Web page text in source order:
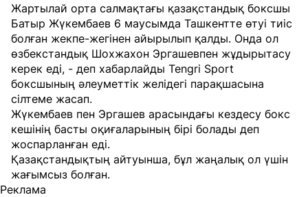
Жартылай орта салмақтағы қазақстандық боксшы
Батыр Жүкембаев 6 маусымда Ташкентте өтуі тиіс
болған жекпе-жегінен айырылып қалды. Онда ол
өзбекстандық Шохжахон Эргашевпен жұдырытасу
керек еді, - деп хабарлайды Tengri Sport
боксшының әлеуметтік желідегі парақшасына
сілтеме жасап.
Жүкембаев пен Эргашев арасындағы кездесу бокс
кешінің басты оқиғаларының бірі болады деп
жоспарланған еді.
Қазақстандықтың айтуынша, бұл жаңалық ол үшін
жағымсыз болған.
Реклама